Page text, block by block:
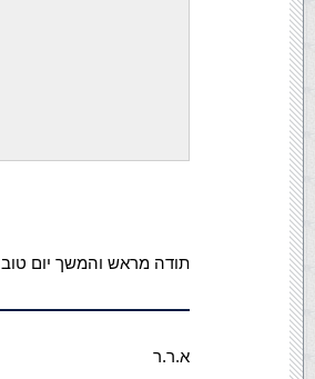
תודה מראש והמשך יום טוב
א.ר.ר